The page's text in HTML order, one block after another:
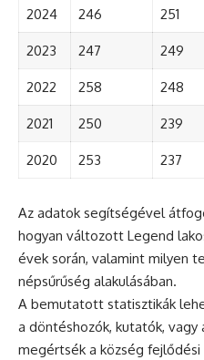
2024 246 251
2023 247 249
2022 258 248
2021 250 239
2020 253 237
Az adatok segítségével
hogyan változott Legend
évek során, valamint milyen
népsűrűség alakulásában.
A bemutatott statisztikák
a döntéshozók, kutatók, vagy
megértsék a község fejlődési